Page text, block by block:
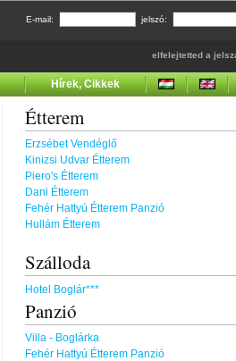
E-mail: jelszó:
elfelejtetted a
Hírek, Cikkek
Étterem
Erzsébet Vendéglő
Kinizsi Udvar Étterem
Piero's Étterem
Dani Étterem
Fehér Hattyú Étterem Panzió
Hullám Étterem
Szálloda
Hotel Boglár***
Panzió
Villa - Boglárka
Fehér Hattyú Étterem Panzió